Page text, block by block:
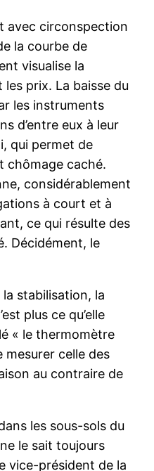
avec circonspection
la courbe de
visualise la
les prix. La baisse du
les instruments
d’entre eux à leur
qui permet de
chômage caché.
considérablement
à court et à
ce qui résulte des
Décidément, le
stabilisation, la
plus ce qu’elle
« le thermomètre
mesurer celle des
au contraire de
les sous-sols du
le sait toujours
vice-président de la